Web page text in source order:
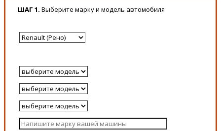
ШАГ 1. Выберите марку и модель автомобиля